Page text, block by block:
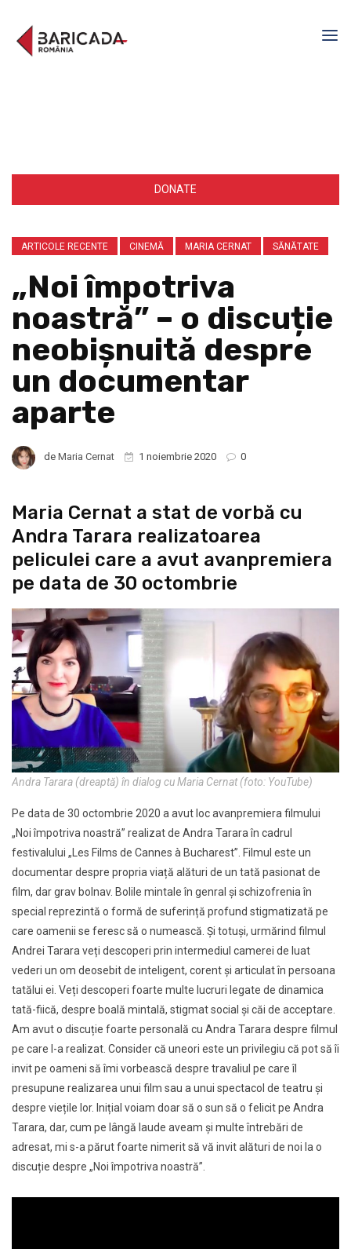
DONATE
ARTICOLE RECENTE CINEMĂ MARIA CERNAT SĂNĂTATE
„Noi împotriva
noastră” – o discuție
neobișnuită despre
un documentar
aparte
de Maria Cernat 1 noiembrie 2020 0
Maria Cernat a stat de vorbă cu
Andra Tarara realizatoarea
peliculei care a avut avanpremiera
pe data de 30 octombrie
Andra Tarara (dreaptă) în dialog cu Maria Cernat (foto: YouTube)
Pe data de 30 octombrie 2020 a avut loc avanpremiera filmului
„Noi împotriva noastră” realizat de Andra Tarara în cadrul
festivalului „Les Films de Cannes à Bucharest”. Filmul este un
documentar despre propria viață alături de un tată pasionat de
film, dar grav bolnav. Bolile mintale în genral și schizofrenia în
special reprezintă o formă de suferință profund stigmatizată pe
care oamenii se feresc să o numească. Și totuși, urmărind filmul
Andrei Tarara veți descoperi prin intermediul camerei de luat
vederi un om deosebit de inteligent, corent și articulat în persoana
tatălui ei. Veți descoperi foarte multe lucruri legate de dinamica
tată-fiică, despre boală mintală, stigmat social și căi de acceptare.
Am avut o discuție foarte personală cu Andra Tarara despre filmul
pe care l-a realizat. Consider că uneori este un privilegiu că pot să îi
invit pe oameni să îmi vorbească despre travaliul pe care îl
presupune realizarea unui film sau a unui spectacol de teatru și
despre viețile lor. Inițial voiam doar să o sun să o felicit pe Andra
Tarara, dar, cum pe lângă laude aveam și multe întrebări de
adresat, mi s-a părut foarte nimerit să vă invit alături de noi la o
discuție despre „Noi împotriva noastră”.